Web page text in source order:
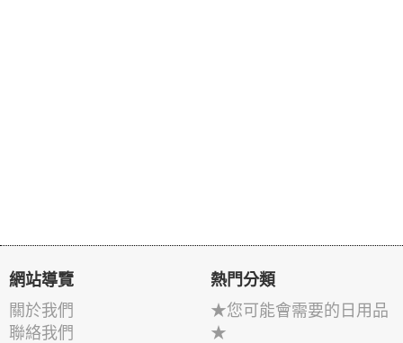
網站導覽
關於我們
聯絡我們
熱門分類
★您可能會需要的日用品
★